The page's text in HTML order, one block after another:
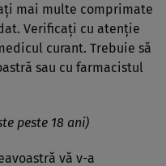
mai multe comprimate
Verificaţi cu atenţie
curant. Trebuie să
sau cu farmacistul
peste 18 ani)
vă v-a